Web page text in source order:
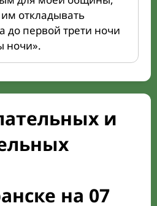
откладывать
до первой трети ночи
ночи».
и
на 07